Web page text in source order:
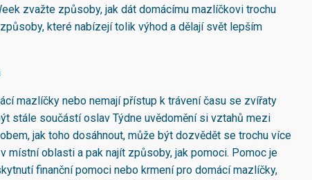
zvažte způsoby, jak dát domácímu mazlíčkovi trochu
které nabízejí tolik výhod a dělají svět lepším
mazlíčky nebo nemají přístup k trávení času se zvířaty
stále součástí oslav Týdne uvědomění si vztahů mezi
jak toho dosáhnout, může být dozvědět se trochu více
místní oblasti a pak najít způsoby, jak pomoci. Pomoc je
finanční pomoci nebo krmení pro domácí mazlíčky,